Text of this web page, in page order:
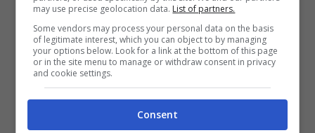
I due finiscono rovinosamente a terra, con
l’attaccante del Napoli che sembra quasi
trascinato dal suo avversario. Sembra,
ovviamente, perché le immagini non risultato
essere chiare al punto da emettere una
may use precise geolocation data. List of partners.
Some vendors may process your personal data on the basis
of legitimate interest, which you can object to by managing
your options below. Look for a link at the bottom of this page
or in the site menu to manage or withdraw consent in privacy
and cookie settings.
Consent